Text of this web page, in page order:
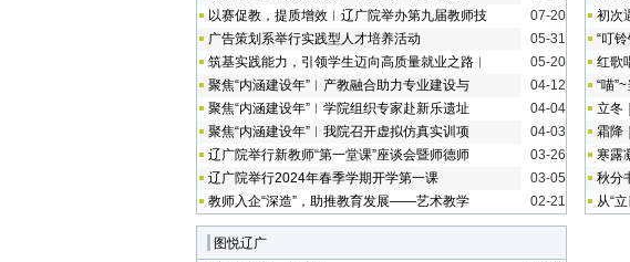
以赛促教，提质增效︱辽广院举办第九届教师技
07-20
广告策划系举行实践型人才培养活动
05-31
筑基实践能力，引领学生迈向高质量就业之路︱
05-20
聚焦“内涵建设年”︱产教融合助力专业建设与
04-12
聚焦“内涵建设年”︱学院组织专家赴新乐遗址
04-04
聚焦“内涵建设年”︱我院召开虚拟仿真实训项
04-03
辽广院举行新教师“第一堂课”座谈会暨师德师
03-26
辽广院举行2024年春季学期开学第一课
03-05
教师入企“深造”，助推教育发展——艺术教学
02-21
初次
“叮
红歌
“喵
立冬
霜降
寒露
秋分
从“
图悦辽广